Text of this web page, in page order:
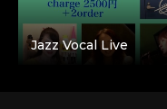
Jazz Vocal Live